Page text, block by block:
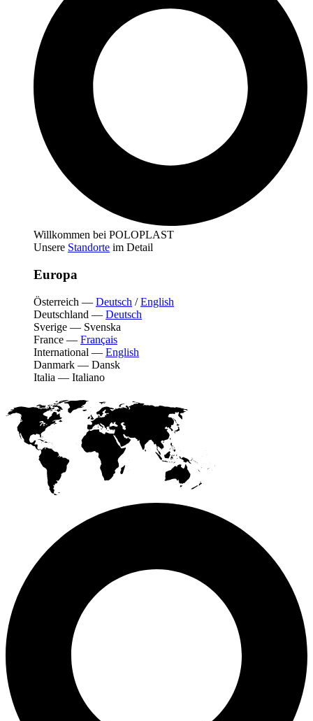
Willkommen bei POLOPLAST
Unsere Standorte im Detail
Europa
Österreich — Deutsch /English
Deutschland — Deutsch
Sverige — Svenska
France — Français
International — English
Danmark — Dansk
Italia — Italiano